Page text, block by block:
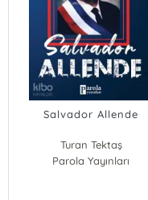
Salvador Allende
Turan Tektaş
Parola Yayınları